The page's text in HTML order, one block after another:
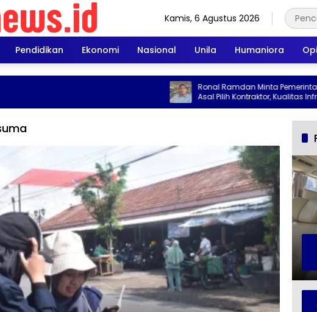
Kamis, 6 Agustus 2026
Pendidikan Ekonomi Nasional Unila Humaniora
Ronal Ramdan Minta Pemerintah Tak
Asal Pilih Kontraktor, Kualitas
Jadi Taruhan